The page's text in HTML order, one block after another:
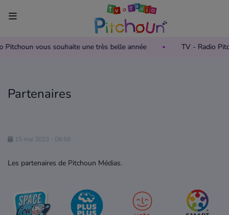
Pitchoun vous souhaite une très belle année TV - Radio
Accueil
Grille des programmes Radio
Partenaires
15 mai 2023 - 08:50
Les partenaires de Pitchoun Médias.